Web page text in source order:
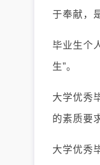
于奉献，
毕业生个
生”。
大学优秀
的素质要
大学优秀